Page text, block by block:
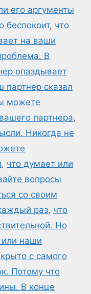
его аргументы
беспокоит, что
на ваши
В
опаздывает
партнер сказал
можете
партнера,
Никогда не
, что думает или
вопросы
со своим
раз, что
Но
наши
с самого
Потому что
В конце